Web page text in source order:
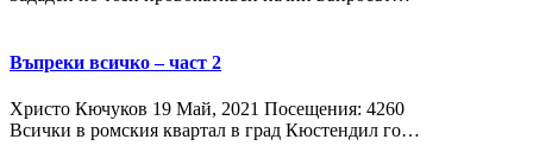
Въпреки всичко – част 2
Христо Кючуков 19 Май, 2021 Посещения: 4260
Всички в ромския квартал в град Кюстендил го…